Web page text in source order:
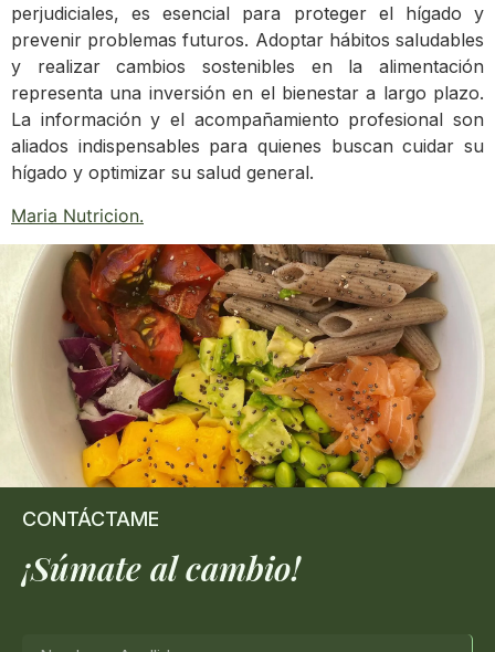
perjudiciales, es esencial para proteger el hígado y
prevenir problemas futuros. Adoptar hábitos saludables
y realizar cambios sostenibles en la alimentación
representa una inversión en el bienestar a largo plazo.
La información y el acompañamiento profesional son
aliados indispensables para quienes buscan cuidar su
hígado y optimizar su salud general.
Maria Nutricion.
CONTÁCTAME
¡Súmate al cambio!